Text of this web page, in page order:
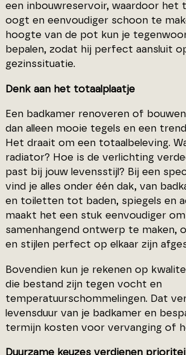
een inbouwreservoir, waardoor het
oogt en eenvoudiger schoon te
hoogte van de pot kun je
bepalen, zodat hij perfect aansluit
gezinssituatie.
Denk aan het totaalplaatje
Een badkamer renoveren of
dan alleen mooie tegels en een
Het draait om een totaalbeleving.
radiator? Hoe is de verlichting
past bij jouw levensstijl? Bij een
vind je alles onder één dak, van
en toiletten tot baden, spiegels en
maakt het een stuk eenvoudiger
samenhangend ontwerp te maken,
en stijlen perfect op elkaar zijn
Bovendien kun je rekenen op
die bestand zijn tegen vocht en
temperatuurschommelingen. Dat
levensduur van je badkamer en
termijn kosten voor vervanging of
Duurzame keuzes verdienen